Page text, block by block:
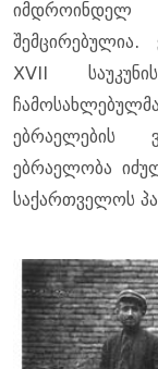
XVII
ებრაელების
ებრაელობა
საქართველოს